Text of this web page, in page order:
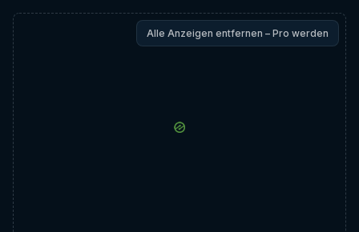
Alle Anzeigen entfernen – Pro werden